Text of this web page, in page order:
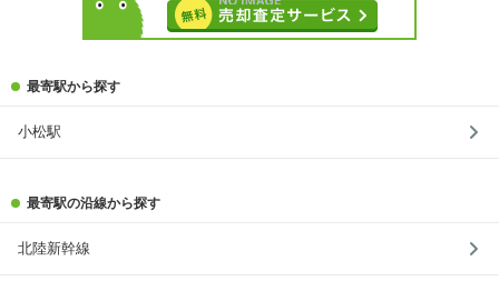
最寄駅から探す
小松駅
最寄駅の沿線から探す
北陸新幹線